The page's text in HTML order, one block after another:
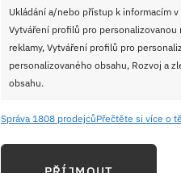
Ukládání a/nebo přístup k informacím
Vytváření profilů pro
reklamy, Vytváření profilů pro
personalizovaného obsahu, Rozvoj a
obsahu.
Funkce
Správa 1808 prodejcůPřečtěte si více o
Tiramisu
Klasický
do rolády s
svěží lehkostí